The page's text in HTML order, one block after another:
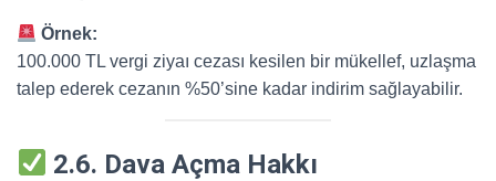
Örnek:
100.000 TL vergi ziyaı cezası kesilen bir mükellef, uzlaşma
talep ederek cezanın %50’sine kadar indirim sağlayabilir.
2.6. Dava Açma Hakkı